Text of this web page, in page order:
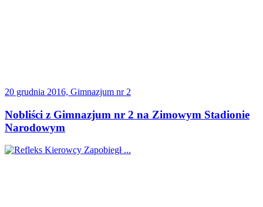
20 grudnia 2016, Gimnazjum nr 2
Nobliści z Gimnazjum nr 2 na Zimowym Stadionie
Narodowym